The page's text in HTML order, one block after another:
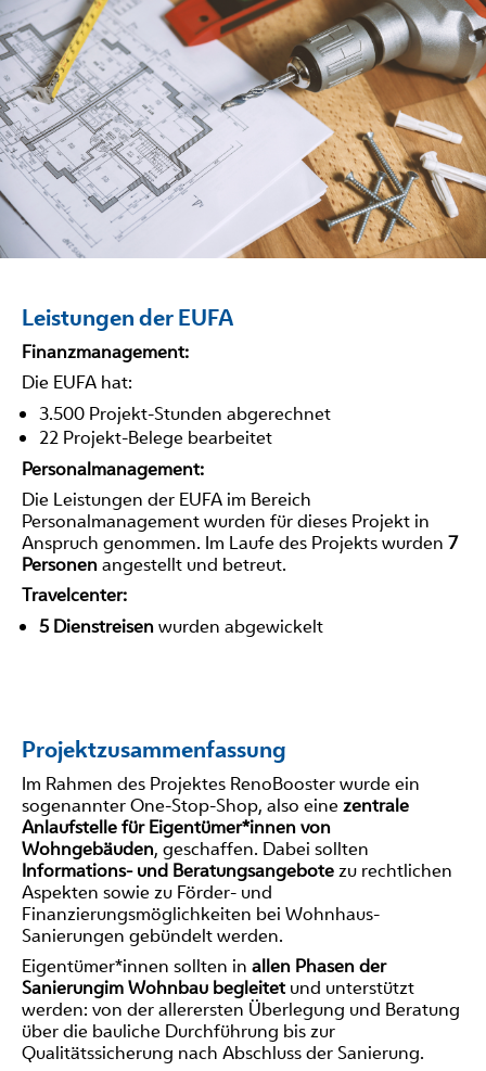
Leistungen der EUFA
Finanzmanagement:
Die EUFA hat:
3.500 Projekt-Stunden abgerechnet
22 Projekt-Belege bearbeitet
Personalmanagement:
Die Leistungen der EUFA im Bereich
Personalmanagement wurden für dieses Projekt in
Anspruch genommen. Im Laufe des Projekts wurden 7
Personenangestellt und betreut.
Travelcenter:
5 Dienstreisenwurden abgewickelt
Projektzusammenfassung
Im Rahmen des Projektes RenoBooster wurde ein
sogenannter One-Stop-Shop, also einezentrale
Anlaufstelle für Eigentümer*innen von
Wohngebäuden, geschaffen. Dabei sollten
Informations- und Beratungsangebotezu rechtlichen
Aspekten sowie zu Förder- und
Finanzierungsmöglichkeiten bei Wohnhaus-
Sanierungen gebündelt werden.
Eigentümer*innen sollten in allen Phasen der
Sanierungim Wohnbau begleitetund unterstützt
werden: von der allerersten Überlegung und Beratung
über die bauliche Durchführung bis zur
Qualitätssicherung nach Abschluss der Sanierung.